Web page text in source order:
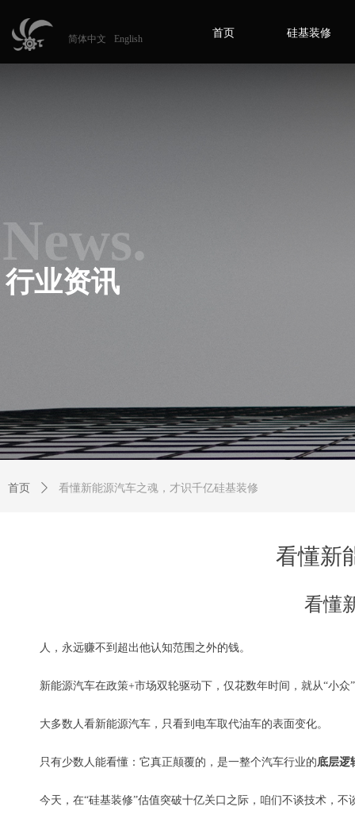
首页 硅基装修
简体中文 English
看懂新
看懂
人，永远赚不到超出他认知范围之外的钱。
新能源汽车在政策+市场双轮驱动下，仅花数年时间，就从“小
大多数人看新能源汽车，只看到电车取代油车的表面变化。
只有少数人能看懂：它真正颠覆的，是一整个汽车行业的底层逻
今天，在“硅基装修”估值突破十亿关口之际，咱们不谈技术，不
News.
行业资讯
首页 ꄲ 看懂新能源汽车之魂，才识千亿硅基装修